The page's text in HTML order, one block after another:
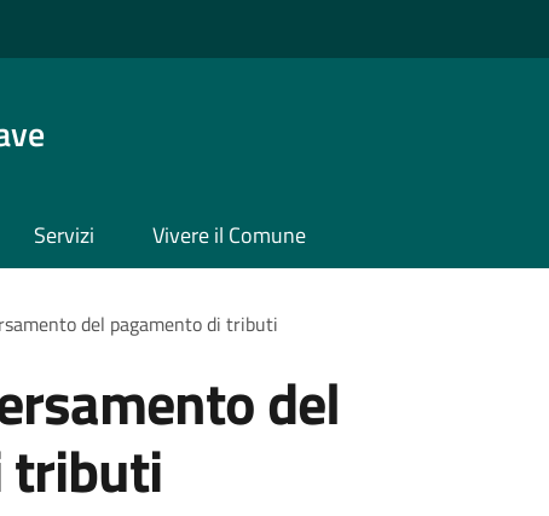
Servizi Vivere il Comune
del pagamento di tributi
del
tributi